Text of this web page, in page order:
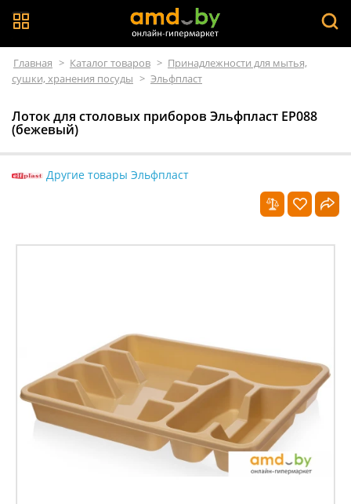
Главная > Каталог товаров > Принадлежности для мытья,
сушки, хранения посуды > Эльфпласт
Лоток для столовых приборов Эльфпласт ЕР088
(бежевый)
Другие товары Эльфпласт